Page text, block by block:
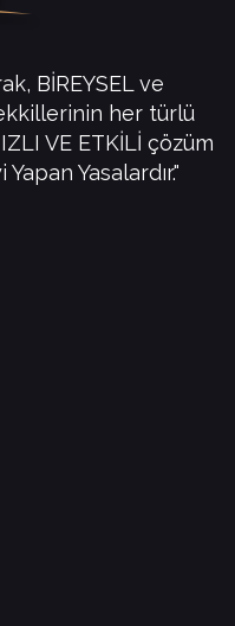
BİREYSEL ve
her türlü
VE ETKİLİ çözüm
Yasalardır."